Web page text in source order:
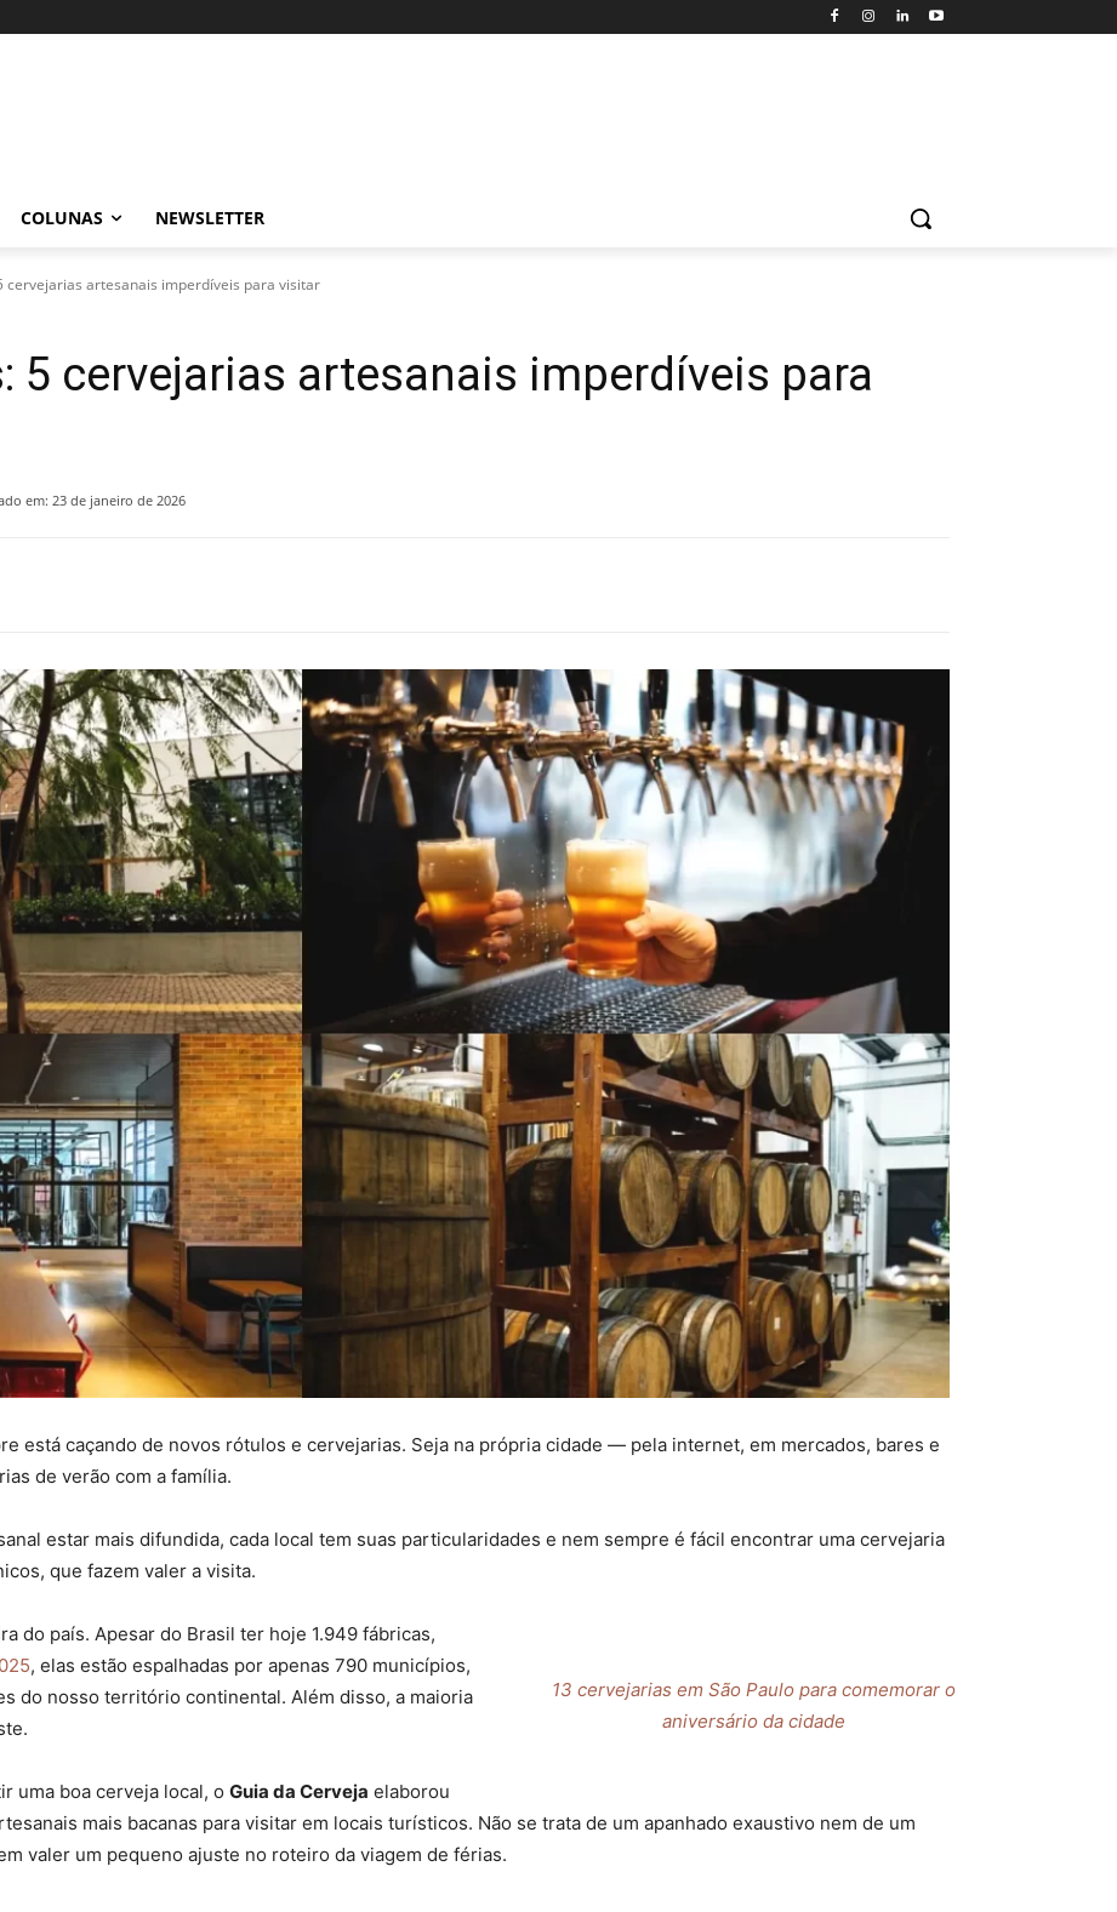
COLUNAS NEWSLETTER
cervejarias artesanais imperdíveis para visitar
5 cervejarias artesanais imperdíveis para
em: 23 de janeiro de 2026
está caçando de novos rótulos e cervejarias. Seja na própria cidade — pela internet, em mercados, bares e
de verão com a família.
estar mais difundida, cada local tem suas particularidades e nem sempre é fácil encontrar uma cervejaria
que fazem valer a visita.
13 cervejarias em São Paulo para comemorar o
aniversário da cidade
do país. Apesar do Brasil ter hoje 1.949 fábricas,
, elas estão espalhadas por apenas 790 municípios,
do nosso território continental. Além disso, a maioria
uma boa cerveja local, o Guia da Cerveja elaborou
mais bacanas para visitar em locais turísticos. Não se trata de um apanhado exaustivo nem de um
valer um pequeno ajuste no roteiro da viagem de férias.